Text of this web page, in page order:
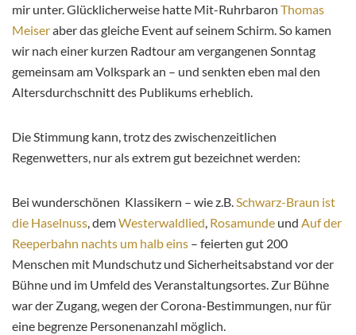
mir unter. Glücklicherweise hatte Mit-Ruhrbaron Thomas
Meiseraber das gleiche Event auf seinem Schirm. So kamen
wir nach einer kurzen Radtour am vergangenen Sonntag
gemeinsam am Volkspark an – und senkten eben mal den
Altersdurchschnitt des Publikums erheblich.
Die Stimmung kann, trotz des zwischenzeitlichen
Regenwetters, nur als extrem gut bezeichnet werden:
Bei wunderschönen Klassikern – wie z.B.Schwarz-Braun ist
die Haselnuss, demWesterwaldlied, Rosamunde und Auf der
Reeperbahn nachts um halb eins – feierten gut 200
Menschen mit Mundschutz und Sicherheitsabstand vor der
Bühne und im Umfeld des Veranstaltungsortes. Zur Bühne
war der Zugang, wegen der Corona-Bestimmungen, nur für
eine begrenze Personenanzahl möglich.